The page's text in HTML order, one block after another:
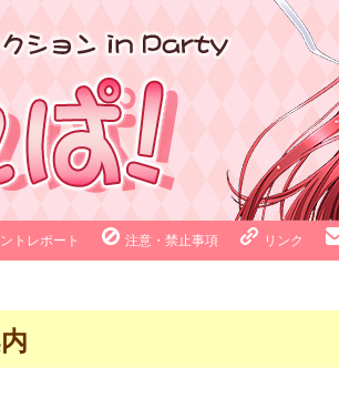
トレポート 注意・禁止事項 リンク